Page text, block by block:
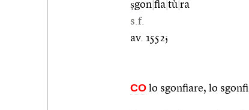
ṣgon fia tù ra
s.f.
av. 1552;
CO lo sgonfiare, lo